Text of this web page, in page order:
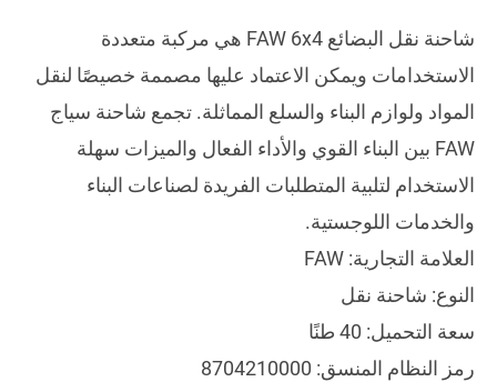
شاحنة نقل البضائع FAW 6x4 هي مركبة متعددة
الاستخدامات ويمكن الاعتماد عليها مصممة خصيصًا لنقل
المواد ولوازم البناء والسلع المماثلة. تجمع شاحنة سياج
FAW بين البناء القوي والأداء الفعال والميزات سهلة
الاستخدام لتلبية المتطلبات الفريدة لصناعات البناء
والخدمات اللوجستية.
العلامة التجارية: FAW
النوع: شاحنة نقل
سعة التحميل: 40 طنًا
رمز النظام المنسق: 8704210000